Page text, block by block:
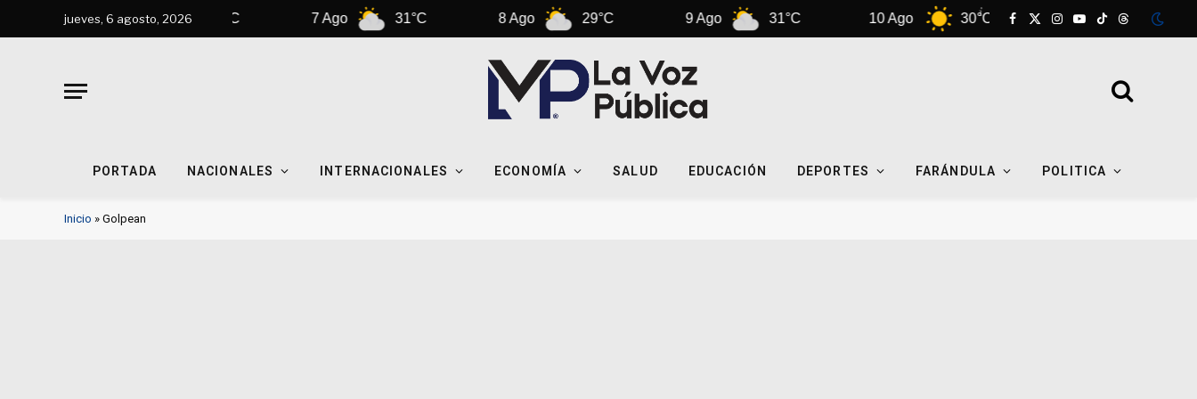
jueves, 6 agosto, 2026
6 Ago 31°C 7 Ago 31°C 8 Ago 29°C 9 Ago 31°C 10 Ago 30°C 11 Ago 35°C
Facebook
X
Instagram
YouTube
TikTokThreads
PORTADA NACIONALES INTERNACIONALES ECONOMÍA SALUD EDUCACIÓN DEPORTES FARÁNDULA POLITICA
Inicio » Golpean